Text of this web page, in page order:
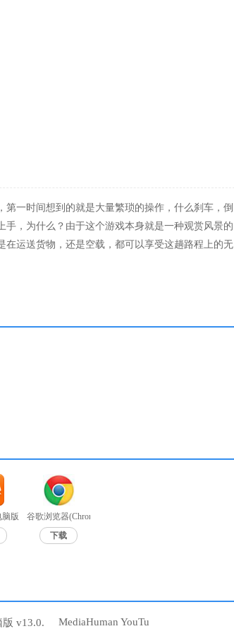
一时间想到的就是大量繁琐的操作，什么刹车，倒
，为什么？由于这个游戏本身就是一种观赏风景的
运送货物，还是空载，都可以享受这趟路程上的无
广告
版 v6.2.4098.3
谷歌浏览器(Chrome浏览器)中文绿色版 v85.0.4183.121
下载
版 v13.0. MediaHuman YouTu